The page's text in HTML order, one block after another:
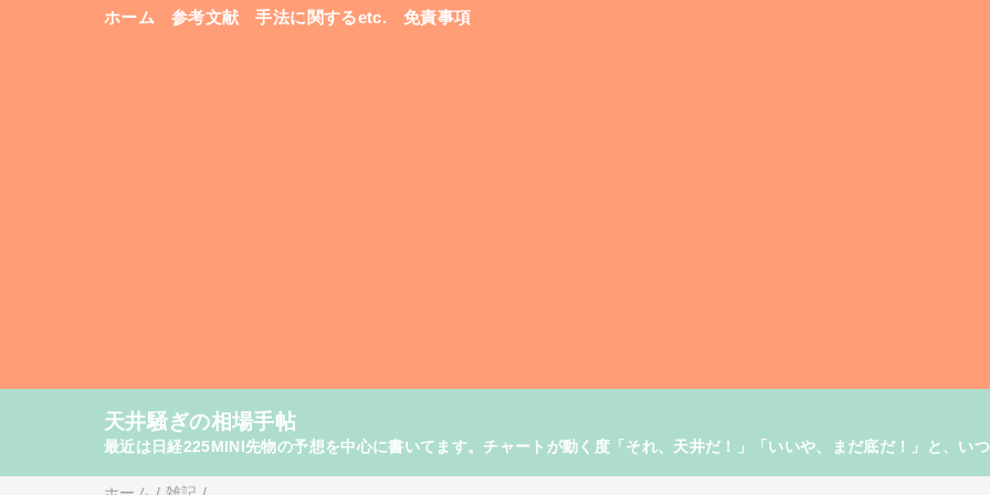
ホーム 参考文献 手法に関するetc. 免責事項
天井騒ぎの相場手帖
最近は日経225MINI先物の予想を中心に書いてます。チャートが動く度「それ、天井だ！」「いいや、まだ底だ！」と、い